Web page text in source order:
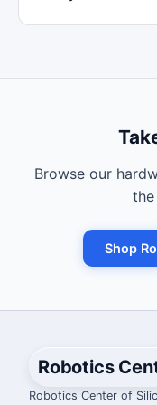
Browse our
Shop
Robotics
Robotics Center of